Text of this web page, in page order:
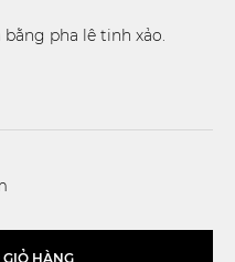
pha lê tinh xảo.
HÀNG